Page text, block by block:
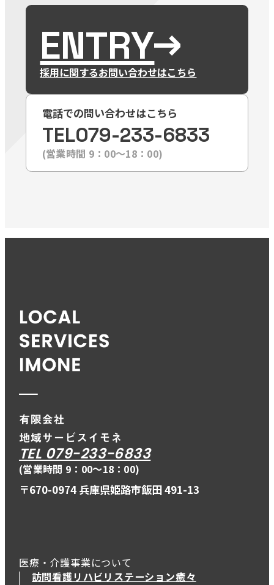
ENTRY
採用に関するお問い合わせはこちら
電話での問い合わせはこちら
TEL079-233-6833
(営業時間 9：00〜18：00)
TEL 079-233-6833
(営業時間 9：00〜18：00)
〒670-0974 兵庫県姫路市飯田 491-13
医療・介護事業について
訪問看護リハビリステーション癒々